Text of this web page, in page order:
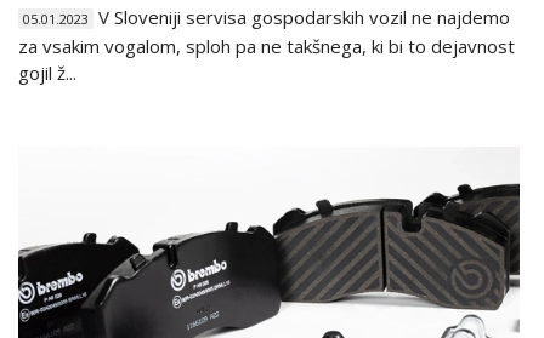
05.01.2023 V Sloveniji servisa gospodarskih vozil ne najdemo
za vsakim vogalom, sploh pa ne takšnega, ki bi to dejavnost
gojil ž...